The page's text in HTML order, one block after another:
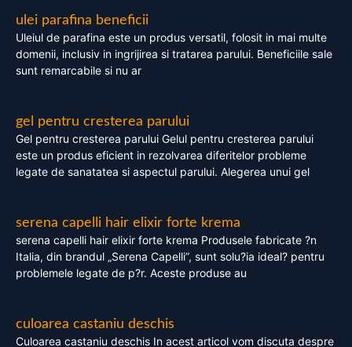
ulei parafina beneficii
Uleiul de parafina este un produs versatil, folosit in mai multe
domenii, inclusiv in ingrijirea si tratarea parului. Beneficiile sale
sunt remarcabile si nu ar
gel pentru cresterea parului
Gel pentru cresterea parului Gelul pentru cresterea parului
este un produs eficient in rezolvarea diferitelor probleme
legate de sanatatea si aspectul parului. Alegerea unui gel
serena capelli hair elixir forte krema
serena capelli hair elixir forte krema Produsele fabricate ?n
Italia, din brandul „Serena Capelli”, sunt solu?ia ideal? pentru
problemele legate de p?r. Aceste produse au
culoarea castaniu deschis
Culoarea castaniu deschis In acest articol vom discuta despre